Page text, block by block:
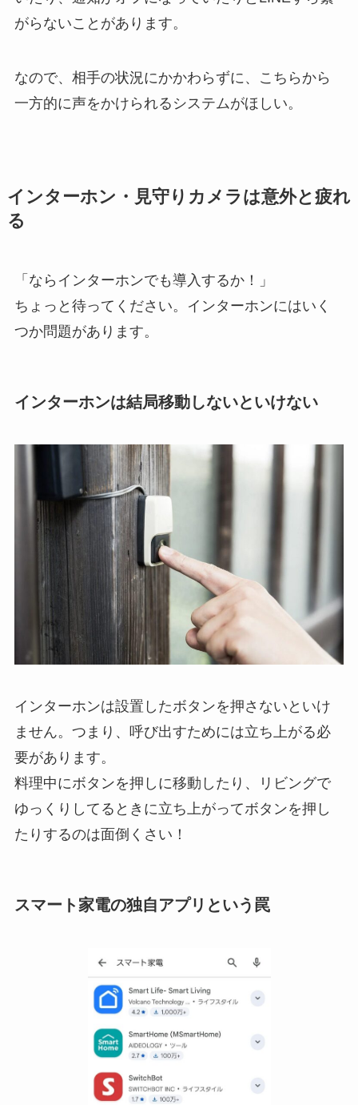
がらないことがあります。
なので、相手の状況にかかわらずに、こちらから
一方的に声をかけられるシステムがほしい。
インターホン・見守りカメラは意外と疲れ
る
「ならインターホンでも導入するか！」
ちょっと待ってください。インターホンにはいく
つか問題があります。
インターホンは結局移動しないといけない
インターホンは設置したボタンを押さないといけ
ません。つまり、呼び出すためには立ち上がる必
要があります。
料理中にボタンを押しに移動したり、リビングで
ゆっくりしてるときに立ち上がってボタンを押し
たりするのは面倒くさい！
スマート家電の独自アプリという罠